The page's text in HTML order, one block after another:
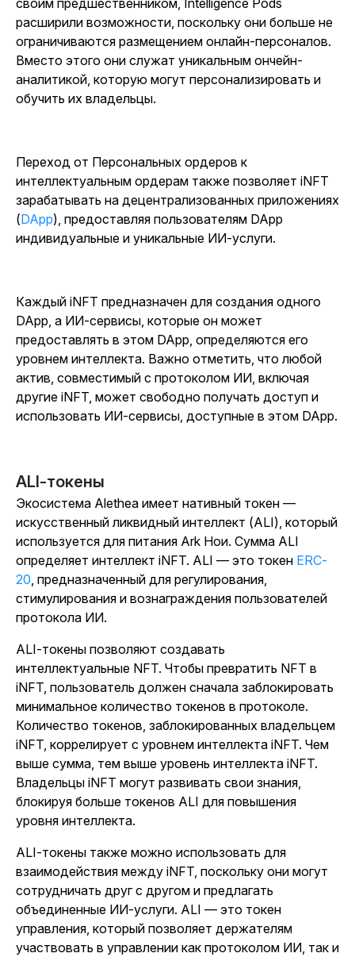
своим предшественником, Intelligence Pods
расширили возможности, поскольку они больше не
ограничиваются размещением онлайн-персоналов.
Вместо этого они служат уникальным ончейн-
аналитикой, которую могут персонализировать и
обучить их владельцы.
Переход от Персональных ордеров к
интеллектуальным ордерам также позволяет iNFT
зарабатывать на децентрализованных приложениях
(DApp), предоставляя пользователям DApp
индивидуальные и уникальные ИИ-услуги.
Каждый iNFT предназначен для создания одного
DApp, а ИИ-сервисы, которые он может
предоставлять в этом DApp, определяются его
уровнем интеллекта. Важно отметить, что любой
актив, совместимый с протоколом ИИ, включая
другие iNFT, может свободно получать доступ и
использовать ИИ-сервисы, доступные в этом DApp.
ALI-токены
Экосистема Alethea имеет нативный токен —
искусственный ликвидный интеллект (ALI), который
используется для питания Ark Нои. Сумма ALI
определяет интеллект iNFT. ALI — это токен ERC-
20, предназначенный для регулирования,
стимулирования и вознаграждения пользователей
протокола ИИ.
ALI-токены позволяют создавать
интеллектуальные NFT. Чтобы превратить NFT в
iNFT, пользователь должен сначала заблокировать
минимальное количество токенов в протоколе.
Количество токенов, заблокированных владельцем
iNFT, коррелирует с уровнем интеллекта iNFT. Чем
выше сумма, тем выше уровень интеллекта iNFT.
Владельцы iNFT могут развивать свои знания,
блокируя больше токенов ALI для повышения
уровня интеллекта.
ALI-токены также можно использовать для
взаимодействия между iNFT, поскольку они могут
сотрудничать друг с другом и предлагать
объединенные ИИ-услуги. ALI — это токен
управления, который позволяет держателям
участвовать в управлении как протоколом ИИ, так и